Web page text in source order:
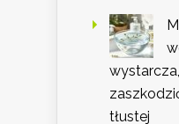
tłustej